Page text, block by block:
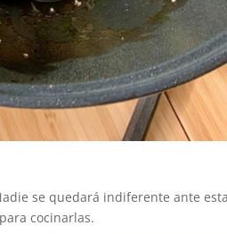
se quedará indiferente ante
cocinarlas.